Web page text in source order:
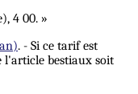
4 00. »
. - Si ce tarif est
l'article bestiaux soit